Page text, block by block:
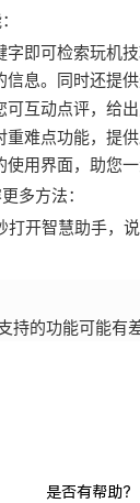
字即可检索玩机
息。同时还提供
可互动点评，给出
重难点功能，提供
用界面，助您一
多方法：
打开智慧助手，说
持的功能可能有
是否有帮助？